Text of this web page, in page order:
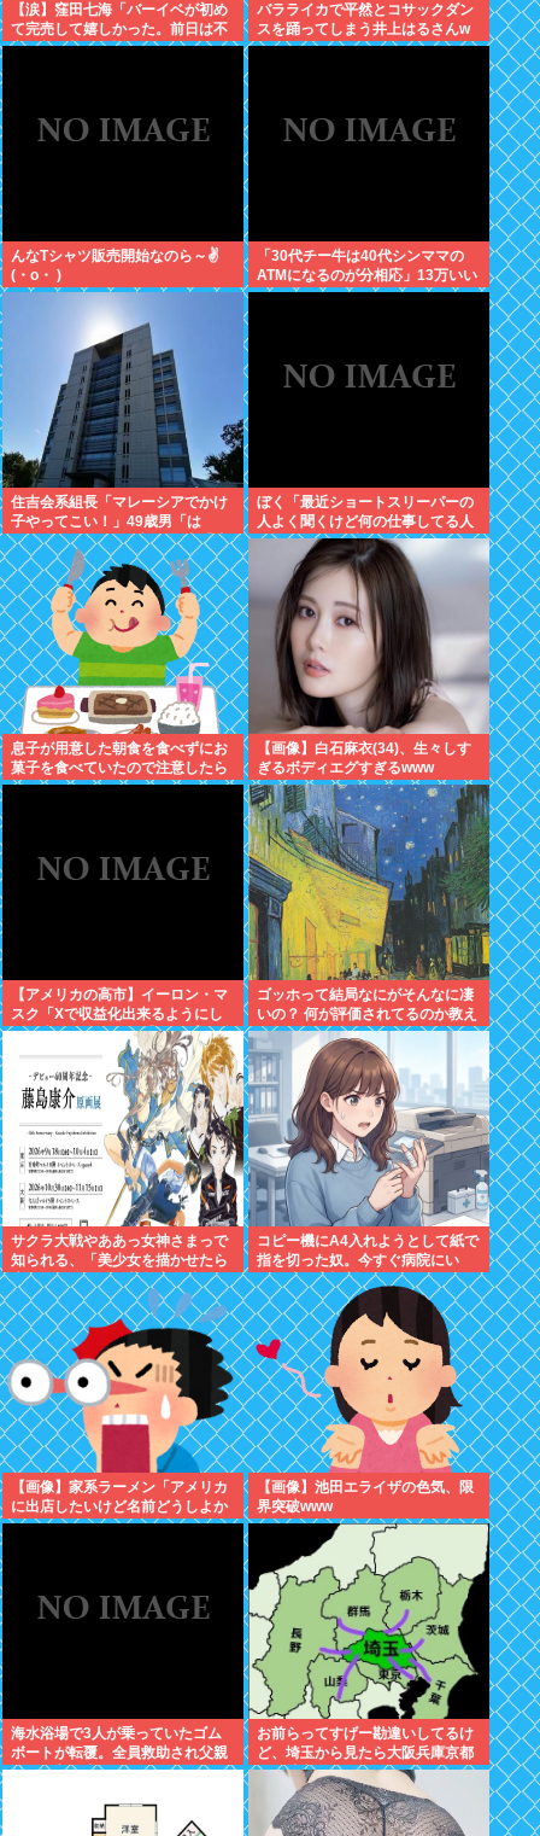
【涙】窪田七海「バーイベが初め
て完売して嬉しかった。前日は不
安で朝4時まで泣いてた」
バラライカで平然とコサックダン
スを踊ってしまう井上はるさんw
んなTシャツ販売開始なのら～✌
(・o・ )
「30代チー牛は40代シンママの
ATMになるのが分相応」13万いい
ね ‍♀
住吉会系組長「マレーシアでかけ
子やってこい！」49歳男「は
い、、、」→マレー詐欺拠点「適
性検査不合格！送還！」組長ら、
男ボコボコに
ぼく「最近ショートスリーパーの
人よく聞くけど何の仕事してる人
なんやろ、wiki読んでみるか」
息子が用意した朝食を食べずにお
菓子を食べていたので注意したら
あろうことか...
【画像】白石麻衣(34)、生々しす
ぎるボディエグすぎるwww
【アメリカの高市】イーロン・マ
スク「Xで収益化出来るようにし
たら喜ぶだろなあ」「インプレゾ
ンビ大発生なんて想定外なんです
けど！
ゴッホって結局なにがそんなに凄
いの？ 何が評価されてるのか教え
て
サクラ大戦やああっ女神さまっで
知られる、「美少女を描かせたら
十傑」のひとり、藤島康介氏のデ
ビュー40周年を記念した原画展が
開催！
コピー機にA4入れようとして紙で
指を切った奴。今すぐ病院にい
け。腕一本切断になってもしらん
ぞ
【画像】家系ラーメン「アメリカ
に出店したいけど名前どうしよか
なぁ… せや！」
【画像】池田エライザの色気、限
界突破www
海水浴場で3人が乗っていたゴム
ボートが転覆。全員救助され父親
(37)は生き残る。子供の女児(13)
お前らってすげー勘違いしてるけ
ど、埼玉から見たら大阪兵庫京都
って地方でしかねえぞ？